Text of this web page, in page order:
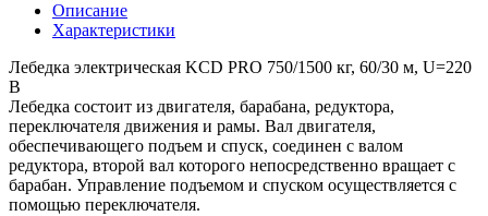
Описание
Характеристики
Лебедка электрическая KCD PRO 750/1500 кг, 60/30 м, U=220
В
Лебедка состоит из двигателя, барабана, редуктора,
переключателя движения и рамы. Вал двигателя,
обеспечивающего подъем и спуск, соединен с валом
редуктора, второй вал которого непосредственно вращает с
барабан. Управление подъемом и спуском осуществляется с
помощью переключателя.